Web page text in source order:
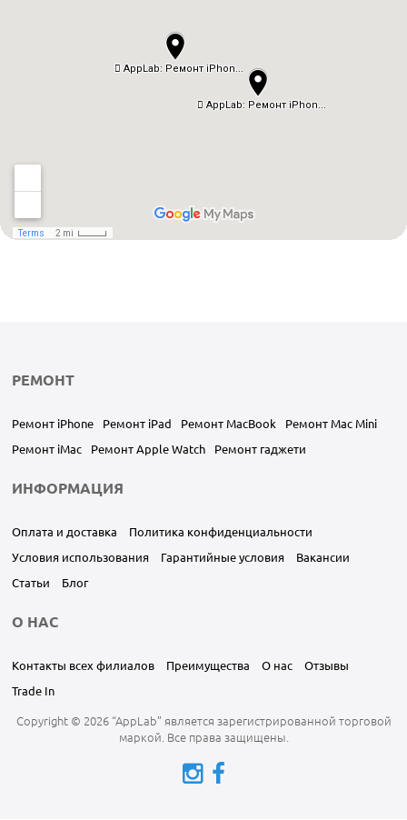
Copyright © 2026 “AppLab” является зарегистрированной торговой
маркой. Все права защищены.
РЕМОНТ
Ремонт iPhone Ремонт iPad Ремонт MacBook
Ремонт Mac Mini
Ремонт iMac
Ремонт Apple Watch Ремонт гаджети
ИНФОРМАЦИЯ
Оплата и доставка
Политика конфиденциальности
Условия использования
Гарантийные условия
Вакансии
Статьи
Блог
О НАС
Контакты всех филиалов Преимущества О нас
Отзывы
Trade In